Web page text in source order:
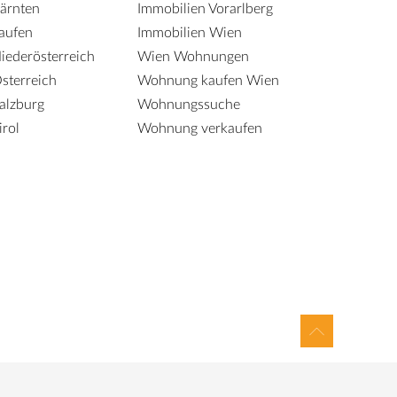
Immobilien Vorarlberg
Immobilien Wien
Wien Wohnungen
Wohnung kaufen Wien
Wohnungssuche
Wohnung verkaufen